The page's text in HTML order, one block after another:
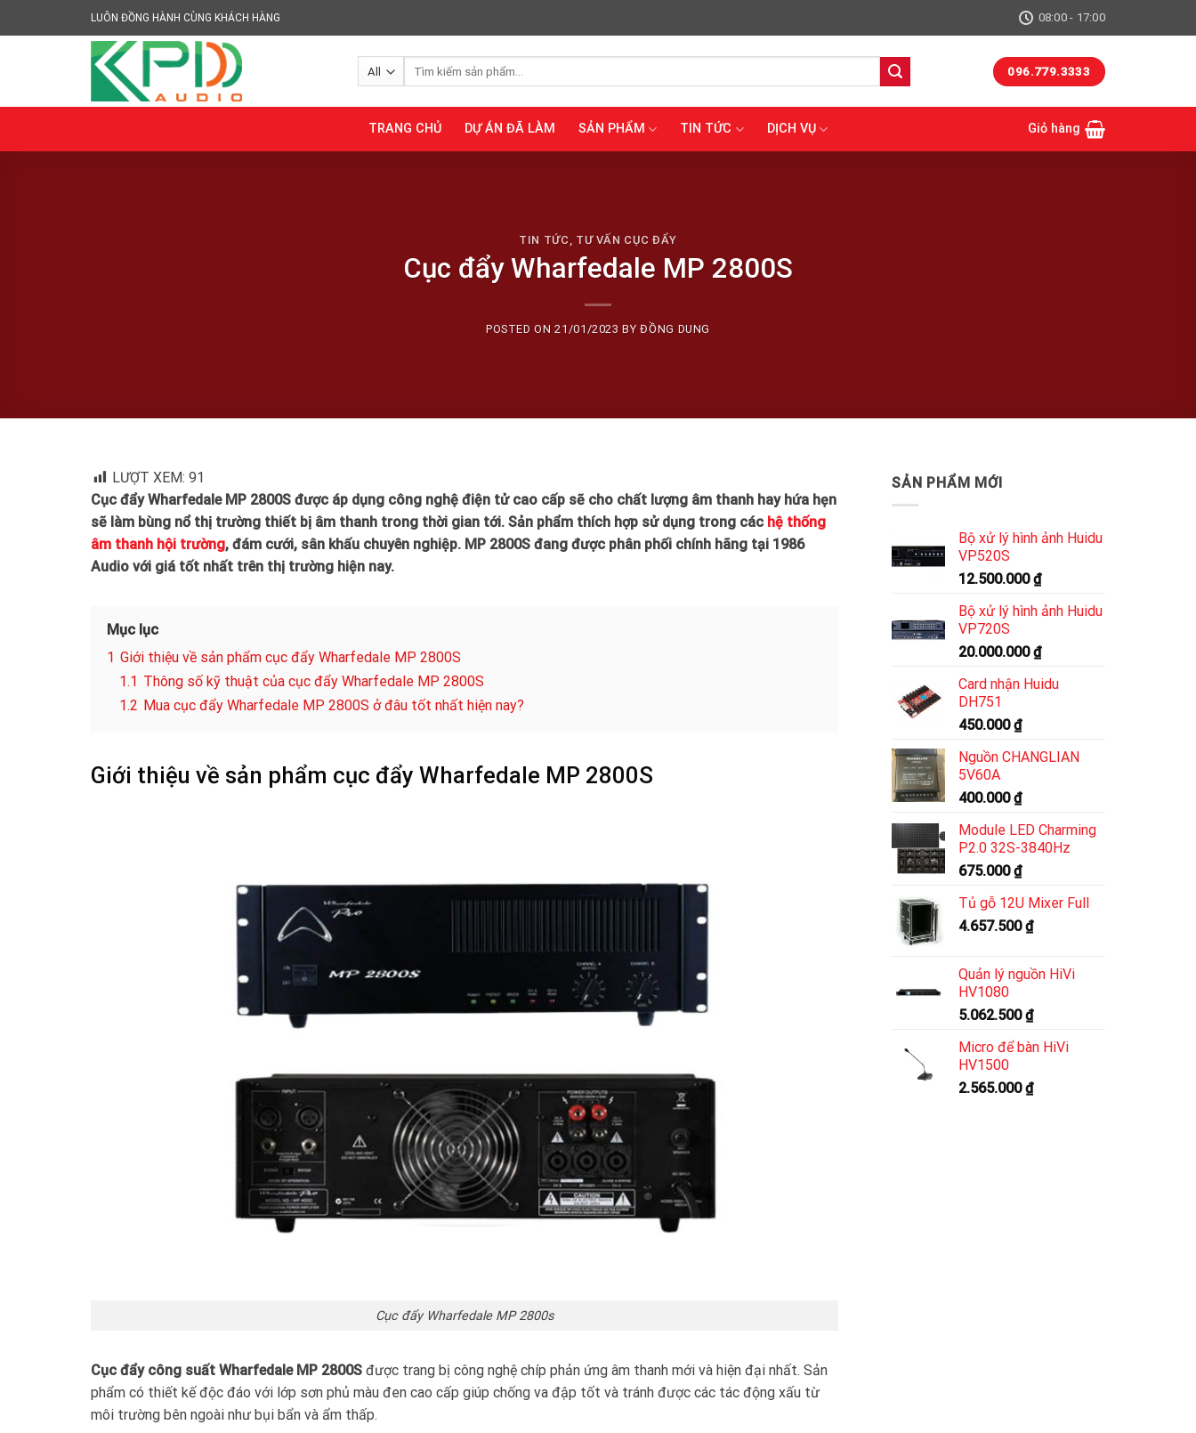
to
LUÔN ĐỒNG HÀNH CÙNG KHÁCH HÀNG 08:00 - 17:00
096.779.3333
TRANG CHỦ DỰ ÁN ĐÃ LÀM SẢN PHẨM TIN TỨC DỊCH VỤ Giỏ hàng
TIN TỨC TƯ VẤN CỤC ĐẨY
Cục đẩy Wharfedale MP 2800S
POSTED ON21/01/2023 BYĐỒNG DUNG
LƯỢT XEM: 91
Cục đẩy Wharfedale MP 2800S được áp dụng công nghệ điện tử cao cấp sẽ cho chất lượng âm thanh hay hứa hẹn
sẽ làm bùng nổ thị trường thiết bị âm thanh trong thời gian tới. Sản phẩm thích hợp sử dụng trong các hệ thống
âm thanh hội trường, đám cưới, sân khấu chuyên nghiệp. MP 2800S đang được phân phối chính hãng tại 1986
Audio với giá tốt nhất trên thị trường hiện nay.
Mục lục
1 Giới thiệu về sản phẩm cục đẩy Wharfedale MP 2800S
1.1 Thông số kỹ thuật của cục đẩy Wharfedale MP 2800S
1.2 Mua cục đẩy Wharfedale MP 2800S ở đâu tốt nhất hiện nay?
Giới thiệu về sản phẩm cục đẩy Wharfedale MP 2800S
Cục đẩy Wharfedale MP 2800s
Cục đẩy công suất Wharfedale MP 2800S được trang bị công nghệ chíp phản ứng âm thanh mới và hiện đại nhất. Sản
phẩm có thiết kế độc đáo với lớp sơn phủ màu đen cao cấp giúp chống va đập tốt và tránh được các tác động xấu từ
môi trường bên ngoài như bụi bẩn và ẩm thấp.
SẢN PHẨM MỚI
Bộ xử lý hình ảnh Huidu
VP520S
12.500.000₫
Bộ xử lý hình ảnh Huidu
VP720S
20.000.000₫
Card nhận Huidu
DH751
450.000₫
Nguồn CHANGLIAN
5V60A
400.000₫
Module LED Charming
P2.0 32S-3840Hz
675.000₫
Tủ gỗ 12U Mixer Full
4.657.500₫
Quản lý nguồn HiVi
HV1080
5.062.500₫
Micro để bàn HiVi
HV1500
2.565.000₫